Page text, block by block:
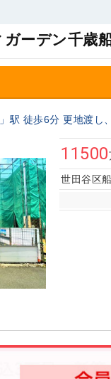
ガーデン千歳
駅 徒歩6分 更地渡
11500
世田谷区